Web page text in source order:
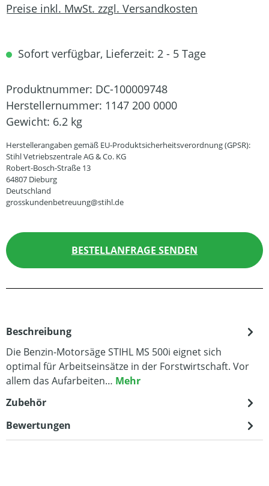
Preise inkl. MwSt. zzgl. Versandkosten
Sofort verfügbar, Lieferzeit: 2 - 5 Tage
Produktnummer: DC-100009748
Herstellernummer: 1147 200 0000
Gewicht: 6.2 kg
Herstellerangaben gemäß EU-Produktsicherheitsverordnung (GPSR):
Stihl Vetriebszentrale AG & Co. KG
Robert-Bosch-Straße 13
64807 Dieburg
Deutschland
grosskundenbetreuung@stihl.de
BESTELLANFRAGE SENDEN
Beschreibung
Die Benzin-Motorsäge STIHL MS 500i eignet sich
optimal für Arbeitseinsätze in der Forstwirtschaft. Vor
allem das Aufarbeiten… Mehr
Zubehör
Bewertungen